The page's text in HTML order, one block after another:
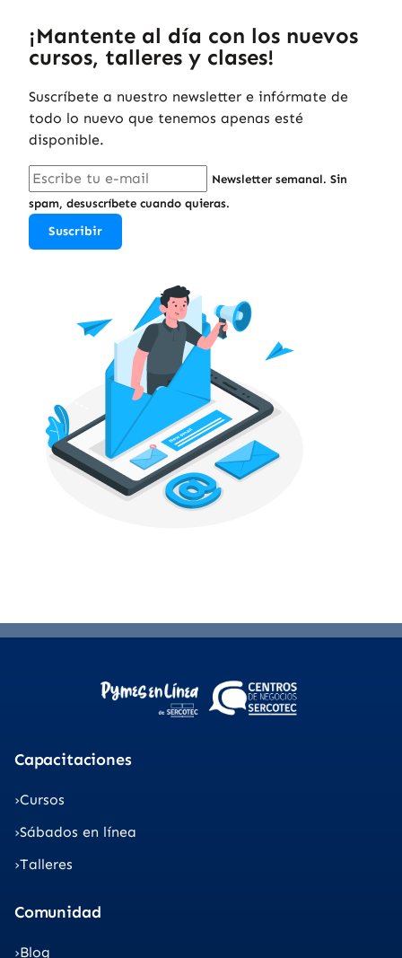
¡Mantente al día con los nuevos
cursos, talleres y clases!
Suscríbete a nuestro newsletter e infórmate de
todo lo nuevo que tenemos apenas esté
disponible.
Newsletter semanal. Sin
spam, desuscríbete cuando quieras.
Suscribir
Capacitaciones
Cursos
Sábados en línea
Talleres
Comunidad
Blog